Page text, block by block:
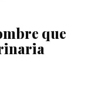
que